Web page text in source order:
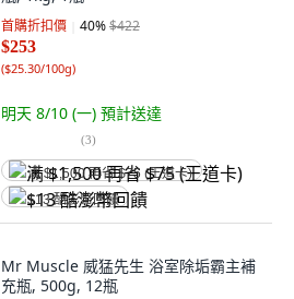
首購折扣價 40%$422
$253
($25.30/100g)
明天 8/10 (一) 預計送達
(3)
满 $1,500 再省 $75 (王道卡)
$13 酷澎幣回饋
Mr Muscle 威猛先生 浴室除垢霸主補
充瓶, 500g, 12瓶